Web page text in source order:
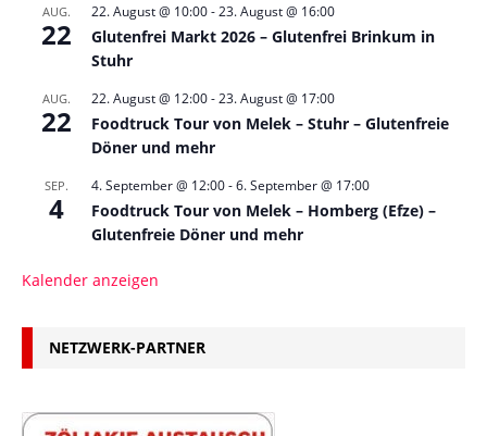
AUG.
22
22. August @ 10:00-23. August @ 16:00
Glutenfrei Markt 2026 – Glutenfrei Brinkum in
Stuhr
AUG.
22
22. August @ 12:00-23. August @ 17:00
Foodtruck Tour von Melek – Stuhr – Glutenfreie
Döner und mehr
SEP.
4
4. September @ 12:00-6. September @ 17:00
Foodtruck Tour von Melek – Homberg (Efze) –
Glutenfreie Döner und mehr
Kalender anzeigen
NETZWERK-PARTNER